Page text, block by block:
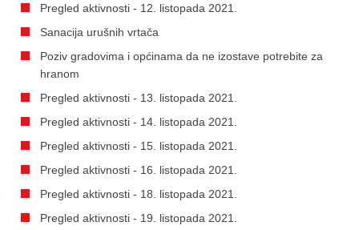
Pregled aktivnosti - 12. listopada 2021.
Sanacija urušnih vrtača
Poziv gradovima i općinama da ne izostave potrebite za
hranom
Pregled aktivnosti - 13. listopada 2021.
Pregled aktivnosti - 14. listopada 2021.
Pregled aktivnosti - 15. listopada 2021.
Pregled aktivnosti - 16. listopada 2021.
Pregled aktivnosti - 18. listopada 2021.
Pregled aktivnosti - 19. listopada 2021.